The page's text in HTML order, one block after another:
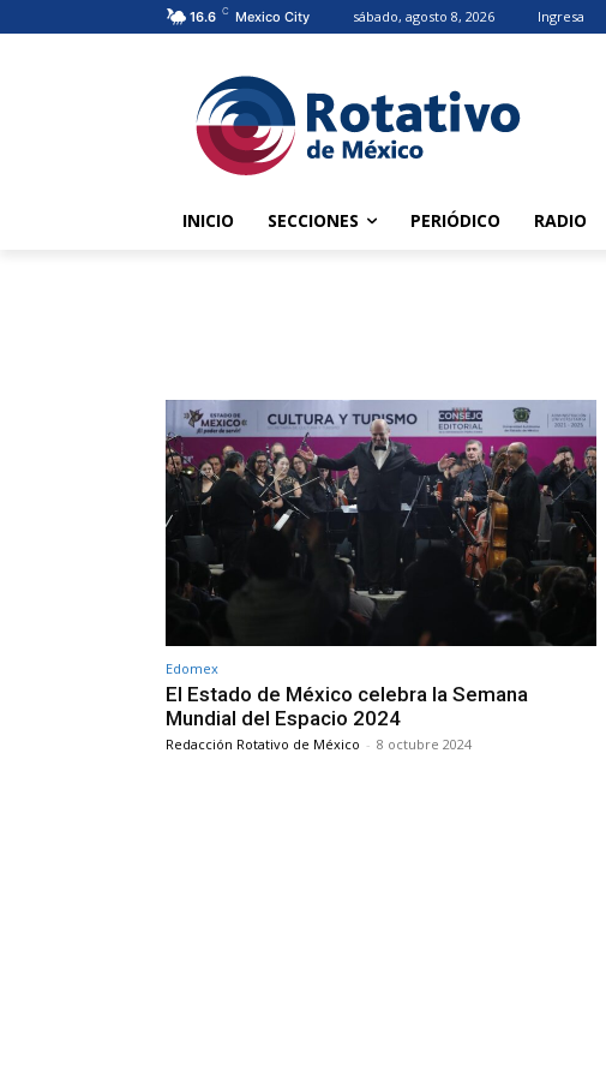
16.6 C Mexico City sábado, agosto 8, 2026 Ingresa
INICIO SECCIONES PERIÓDICO RADIO
Edomex
El Estado de México celebra la Semana
Mundial del Espacio 2024
Redacción Rotativo de México - 8 octubre 2024